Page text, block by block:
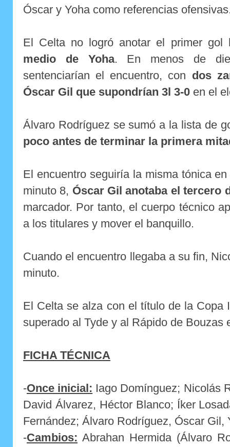
Óscar y Yoha como referencias
El Celta no logró anotar el primer gol
medio de Yoha. En menos de
sentenciarían el encuentro, con dos
Óscar Gil que supondrían 3l 3-0 en el
Álvaro Rodríguez se sumó a la lista de
poco antes de terminar la primera
El encuentro seguiría la misma tónica
minuto 8, Óscar Gil anotaba el tercero
marcador. Por tanto, el cuerpo técnico
a los titulares y mover el banquillo.
Cuando el encuentro llegaba a su fin,
minuto.
El Celta se alza con el título de la Copa
superado al Tyde y al Rápido de Bouzas
FICHA TÉCNICA
-Once inicial: Iago Domínguez; Nicolás
David Álvarez, Héctor Blanco; Íker
Fernández; Álvaro Rodríguez, Óscar Gil,
-Cambios: Abrahan Hermida (Álvaro